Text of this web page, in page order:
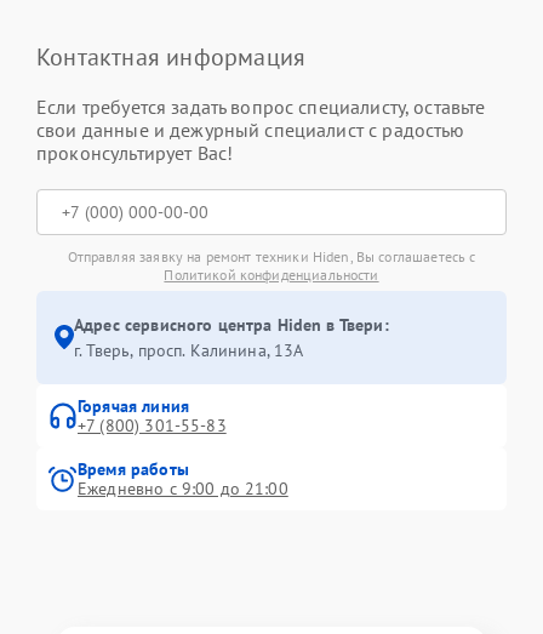
Контактная информация
Если требуется задать вопрос специалисту, оставьте
свои данные и дежурный специалист с радостью
проконсультирует Вас!
Отправляя заявку на ремонт техники Hiden, Вы соглашаетесь с
Политикой конфиденциальности
Адрес сервисного центра Hiden в Твери:
г. Тверь, просп. Калинина, 13А
Горячая линия
+7 (800) 301-55-83
Время работы
Ежедневно с 9:00 до 21:00